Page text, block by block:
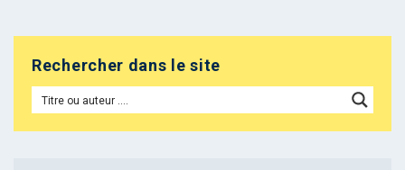
Rechercher dans le site